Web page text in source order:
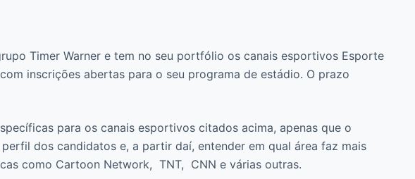
Timer Warner e tem no seu portfólio os canais esportivos Esporte
inscrições abertas para o seu programa de estádio. O prazo
para os canais esportivos citados acima, apenas que o
dos candidatos e, a partir daí, entender em qual área faz mais
como Cartoon Network, TNT, CNN e várias outras.